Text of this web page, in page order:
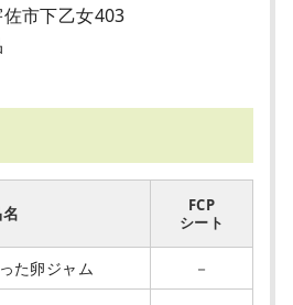
市下乙女403
FCP
シート
た卵ジャム
－